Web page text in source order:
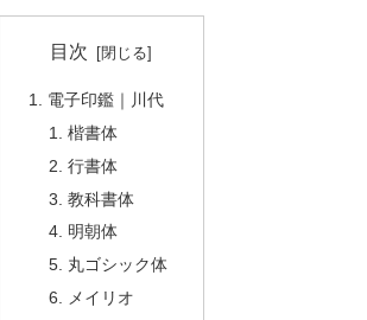
目次
電子印鑑｜川代
楷書体
行書体
教科書体
明朝体
丸ゴシック体
メイリオ